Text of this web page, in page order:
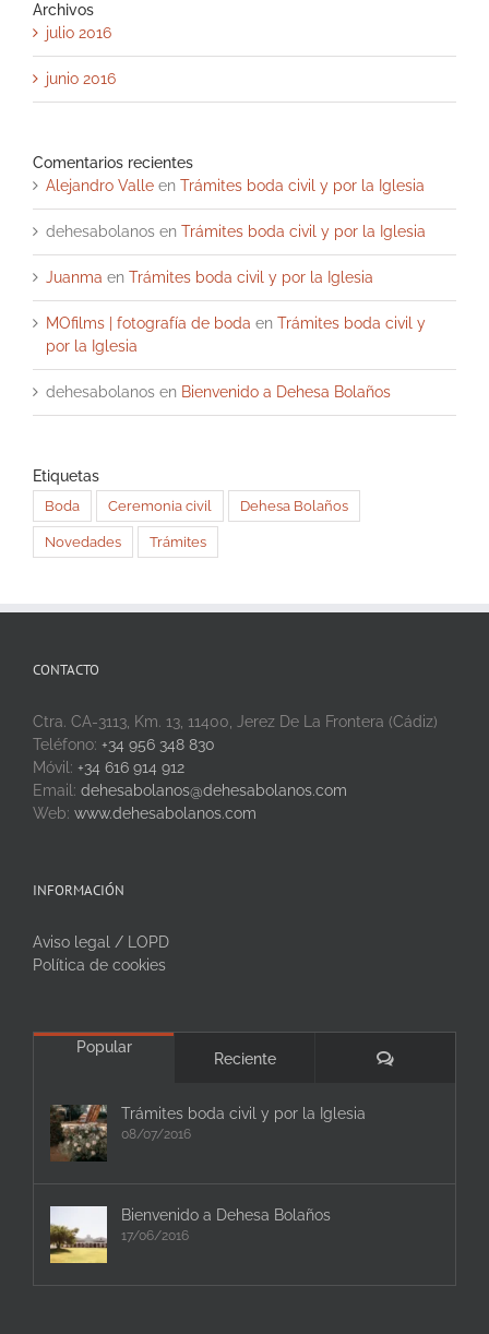
Archivos
julio 2016
junio 2016
Comentarios recientes
Alejandro Valle en Trámites boda civil y por la Iglesia
dehesabolanos en Trámites boda civil y por la Iglesia
Juanma en Trámites boda civil y por la Iglesia
MOfilms | fotografía de boda en Trámites boda civil y
por la Iglesia
dehesabolanos en Bienvenido a Dehesa Bolaños
Etiquetas
Boda Ceremonia civil Dehesa Bolaños
Novedades Trámites
CONTACTO
Ctra. CA-3113, Km. 13, 11400, Jerez De La Frontera (Cádiz)
Teléfono: +34 956 348 830
Móvil: +34 616 914 912
Email: dehesabolanos@dehesabolanos.com
Web: www.dehesabolanos.com
INFORMACIÓN
Aviso legal / LOPD
Política de cookies
Popular
Reciente Comentarios
Trámites boda civil y por la Iglesia
08/07/2016
Bienvenido a Dehesa Bolaños
17/06/2016